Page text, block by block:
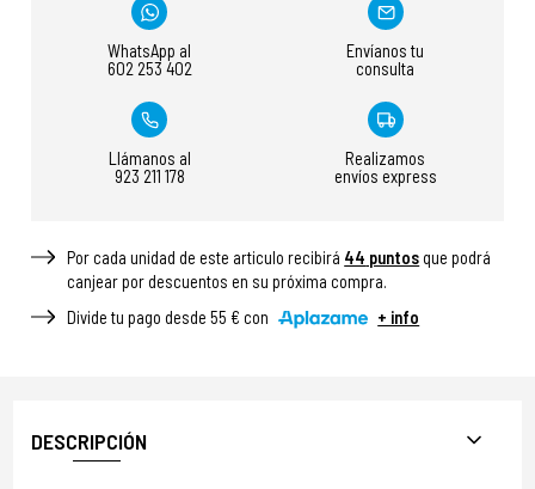
WhatsApp al
602 253 402
Envíanos tu
consulta
Llámanos al
923 211 178
Realizamos
envíos express
Por cada unidad de este articulo recibirá 44 puntos que podrá
canjear por descuentos en su próxima compra.
Divide tu pago desde 55 € con
+ info
DESCRIPCIÓN